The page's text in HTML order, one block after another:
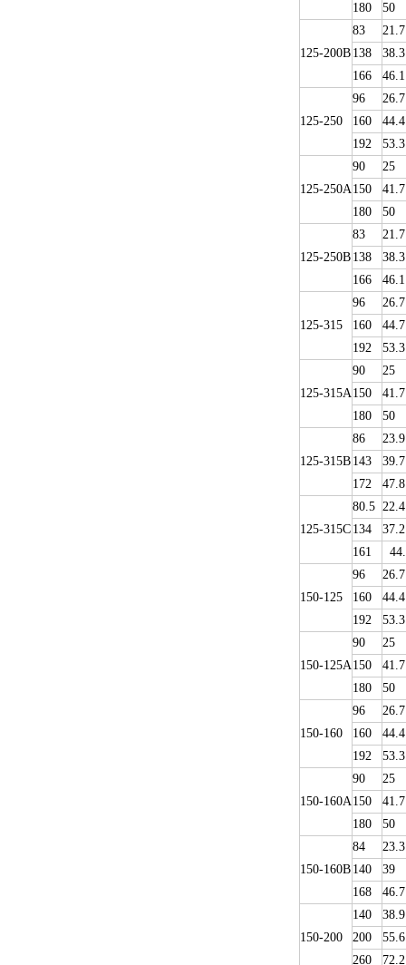
180
50
125-200B
83
21.7
138
38.3
166
46.1
125-250
96
26.7
160
44.4
192
53.3
125-250A
90
25
150
41.7
180
50
125-250B
83
21.7
138
38.3
166
46.1
125-315
96
26.7
160
44.7
192
53.3
125-315A
90
25
150
41.7
180
50
125-315B
86
23.9
143
39.7
172
47.8
125-315C
80.5 22.4
134
37.2
161
150-125
96
26.7
160
44.4
192
53.3
150-125A
90
25
150
41.7
180
50
150-160
96
26.7
160
44.4
192
53.3
150-160A
90
25
150
41.7
180
50
150-160B
84
23.3
140
39
168
46.7
150-200
140
38.9
200
55.6
260
72.2